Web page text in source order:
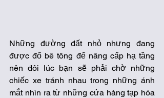
Những đường đất nhỏ nhưng đang
được đổ bê tông để nâng cấp hạ tầng
nên đôi lúc bạn sẽ phải chờ những
chiếc xe tránh nhau trong những ánh
mắt nhìn ra từ những cửa hàng tạp hóa